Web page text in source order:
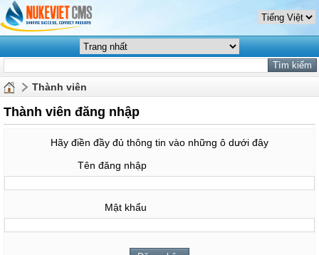
Thành viên
Thành viên đăng nhập
Hãy điền đầy đủ thông tin vào những ô dưới đây
Tên đăng nhập
Mật khẩu